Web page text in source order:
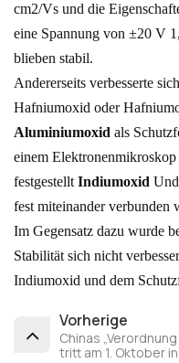
cm2/Vs und die
eine Spannung von ±20 V
blieben stabil.
Andererseits verbesserte
Hafniumoxid oder
Aluminiumoxid als
einem
festgestellt Indiumoxid Und
fest miteinander verbunden
Im Gegensatz dazu wurde
Stabilität sich nicht
Indiumoxid und dem
Vorherige
Chinas
tritt am 1. Oktober